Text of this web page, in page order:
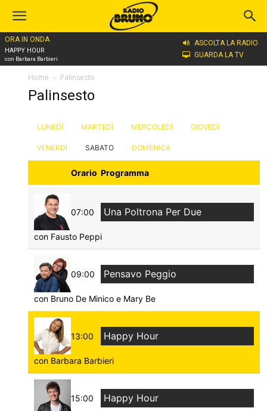
ORA IN ONDA
HAPPY HOUR
con Barbara Barbieri
ASCOLTA LA RADIO
GUARDA LA TV
Home Palinsesto
Palinsesto
LUNEDÌ MARTEDÌ MERCOLEDÌ GIOVEDÌ
VENERDÌ SABATO DOMENICA
Orario Programma
07:00 Una Poltrona Per Due
con Fausto Peppi
09:00 Pensavo Peggio
con Bruno De Minico e Mary Be
13:00 Happy Hour
con Barbara Barbieri
15:00 Happy Hour